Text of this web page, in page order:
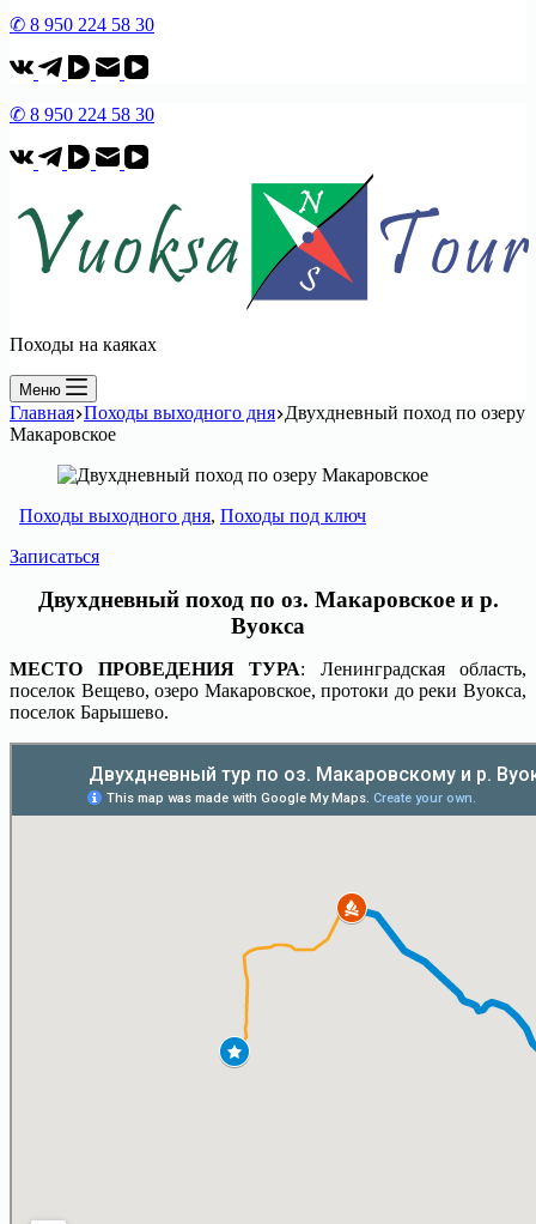
✆ 8 950 224 58 30
✆ 8 950 224 58 30
Походы на каяках
Меню
Главная Походы выходного дня Двухдневный поход по озеру
Макаровское
Походы выходного дня, Походы под ключ
Записаться
Двухдневный поход по оз. Макаровское и р.
Вуокса
МЕСТО ПРОВЕДЕНИЯ ТУРА: Ленинградская область,
поселок Вещево, озеро Макаровское, протоки до реки Вуокса,
поселок Барышево.